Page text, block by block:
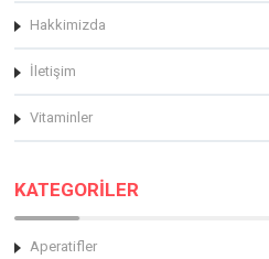
Hakkimizda
İletişim
Vitaminler
KATEGORİLER
Aperatifler